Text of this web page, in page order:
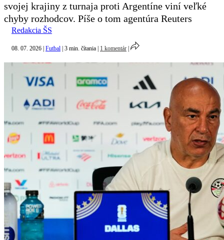
svojej krajiny z turnaja proti Argentíne viní veľké
chyby rozhodcov. Píše o tom agentúra Reuters
Redakcia ŠS
08. 07. 2026 Futbal 3 min. čítania 1 komentár